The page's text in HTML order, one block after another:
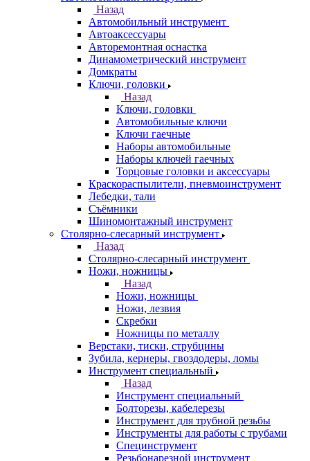
Назад
Автомобильный инструмент
Автоаксессуары
Авторемонтная оснастка
Динамометрический инструмент
Домкраты
Ключи, головки
Назад
Ключи, головки
Автомобильные ключи
Ключи гаечные
Наборы автомобильные
Наборы ключей гаечных
Торцовые головки и аксессуары
Краскораспылители, пневмоинструмент
Лебедки, тали
Съёмники
Шиномонтажный инструмент
Столярно-слесарный инструмент
Назад
Столярно-слесарный инструмент
Ножи, ножницы
Назад
Ножи, ножницы
Ножи, лезвия
Скребки
Ножницы по металлу
Верстаки, тиски, струбцины
Зубила, кернеры, гвоздодеры, ломы
Инструмент специальный
Назад
Инструмент специальный
Болторезы, кабелерезы
Инструмент для трубной резьбы
Инструменты для работы с трубами
Специнструмент
Резьбонарезной инструмент